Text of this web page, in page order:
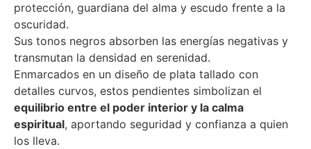
protección, guardiana del alma y escudo frente a la
oscuridad.
Sus tonos negros absorben las energías negativas y
transmutan la densidad en serenidad.
Enmarcados en un diseño de plata tallado con
detalles curvos, estos pendientes simbolizan el
equilibrio entre el poder interior y la calma
espiritual, aportando seguridad y confianza a quien
los lleva.